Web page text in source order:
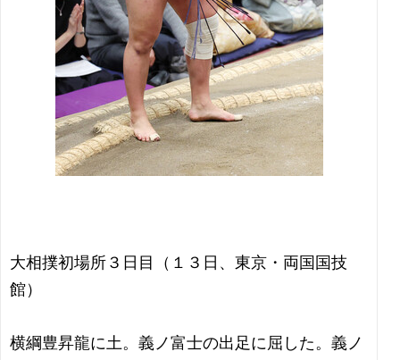
大相撲初場所３日目（１３日、東京・両国国技
館）
横綱豊昇龍に土。義ノ富士の出足に屈した。義ノ